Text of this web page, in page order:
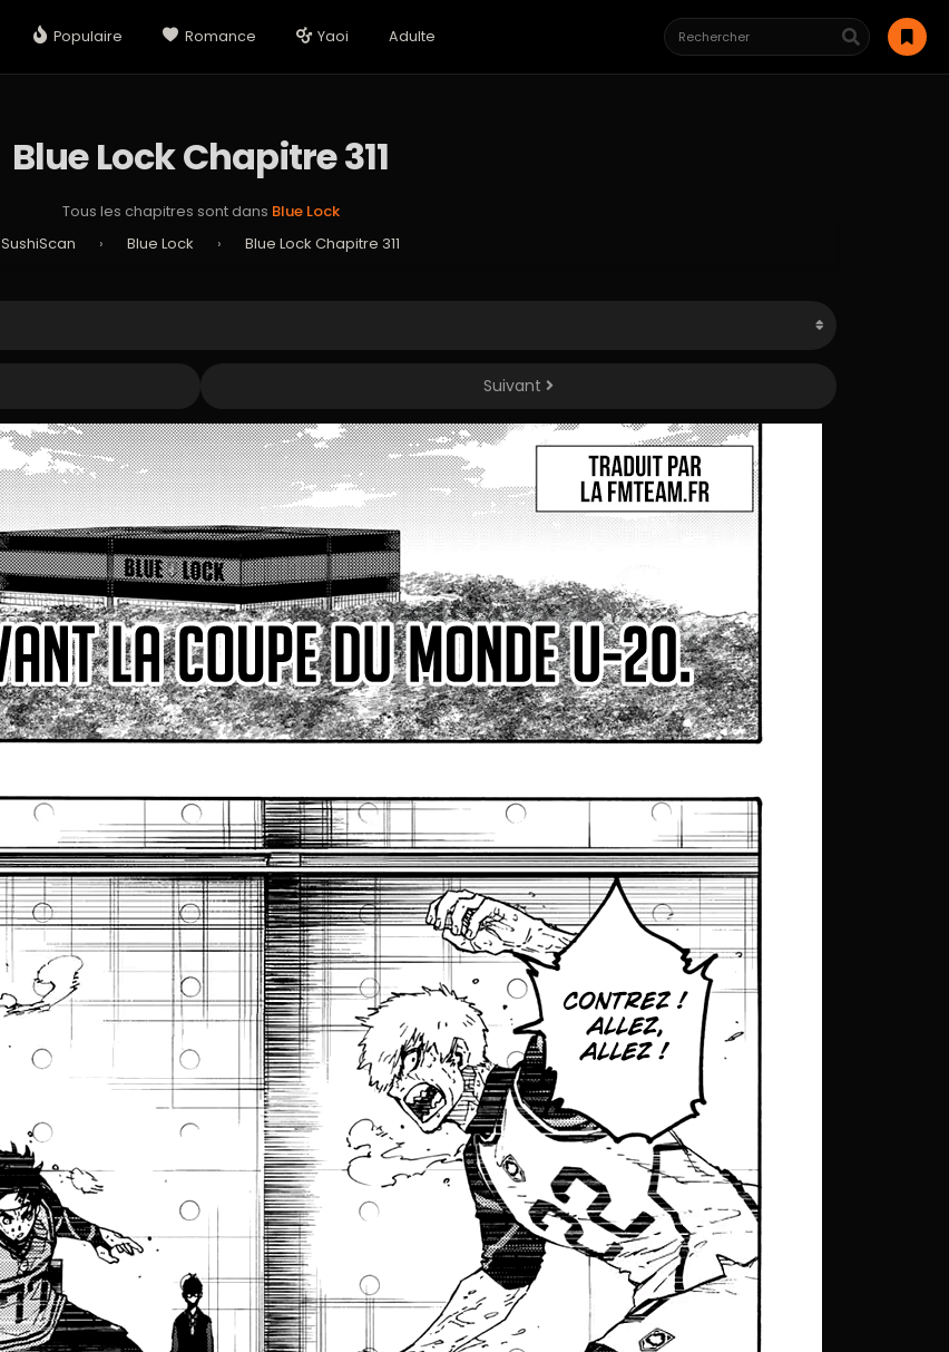
Populaire Romance Yaoi Adulte
Blue Lock Chapitre 311
Tous les chapitres sont dans Blue Lock
SushiScan
› Blue Lock › Blue Lock Chapitre 311
Suivant